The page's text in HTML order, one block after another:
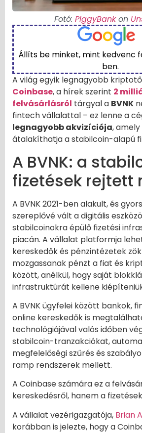
Fotó: PiggyBankon
Állíts be minket, mint kedvenc
ben.
A világ egyik legnagyobb
Coinbase, a hírek szerint 2
felvásárlásról tárgyal a BVNK
fintech vállalattal – ez lenne a
legnagyobb akvizíciója,
átalakíthatja a stabilcoin-alapú
A BVNK: a
fizetések rejtett
A BVNK 2021-ben alakult, és
szereplővé vált a digitális
stabilcoinokra épülő fizetési
piacán. A vállalat platformja
kereskedők és pénzintézetek
mozgassanak pénzt a fiat és
között, anélkül, hogy saját
infrastruktúrát kellene
A BVNK ügyfelei között bankok,
online kereskedők is
technológiájával valós időben
stabilcoin-tranzakciókat,
megfelelőségi szűrés és
ramp rendszerek mellett.
A Coinbase számára ez a
kereskedésről, hanem a
A vállalat vezérigazgatója, Brian
korábban is jelezte, hogy a